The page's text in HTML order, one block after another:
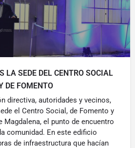
LA SEDE DEL CENTRO SOCIAL
DE FOMENTO
directiva, autoridades y vecinos,
el Centro Social, de Fomento y
Magdalena, el punto de encuentro
comunidad. En este edificio
de infraestructura que hacían